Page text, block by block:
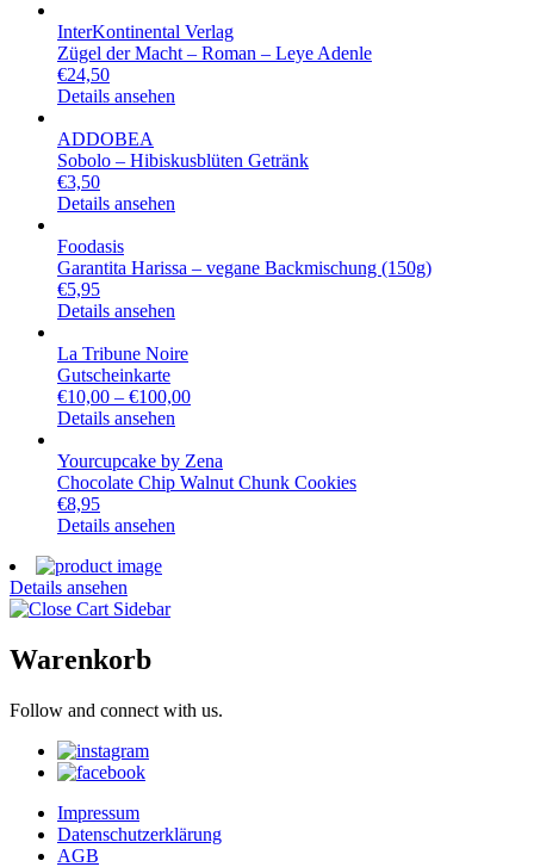
InterKontinental Verlag
Zügel der Macht – Roman – Leye Adenle
€24,50
Details ansehen
ADDOBEA
Sobolo – Hibiskusblüten Getränk
€3,50
Details ansehen
Foodasis
Garantita Harissa – vegane Backmischung (150g)
€5,95
Details ansehen
La Tribune Noire
Gutscheinkarte
€10,00 – €100,00
Details ansehen
Yourcupcake by Zena
Chocolate Chip Walnut Chunk Cookies
€8,95
Details ansehen
Details ansehen
Warenkorb
Follow and connect with us.
Impressum
Datenschutzerklärung
AGB